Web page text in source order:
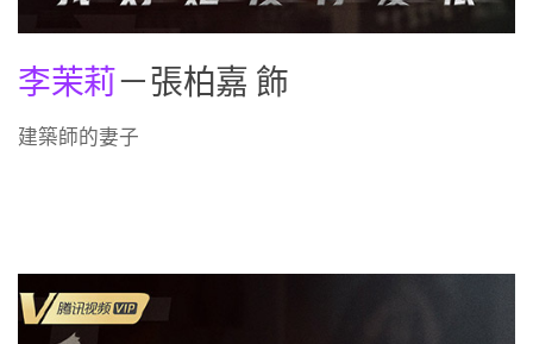
李茉莉－張柏嘉 飾
建築師的妻子